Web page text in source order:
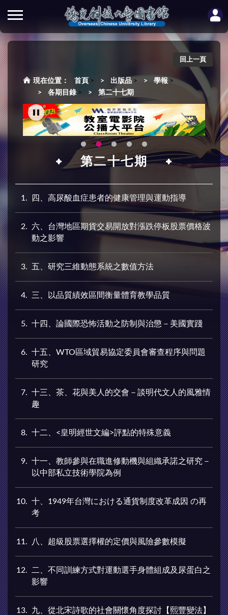
回上一頁
首頁 > 出版品 > 學報 >
各期目錄 > 第二十七期
第二十七期
1 四、高尿酸血症患者的健康管理與運動指導
2
六、台灣地區期貨交易開放對漲跌停板股票價格波
動之影響
3 五、研究三維動態系統之數值方法
4 三、以品質績效區間衡量體育教學品質
5 十四、論國際恐怖活動之防制與治懲－美國實踐
6
十五、WTO區域貿易協定委員會審查程序與問題
研究
7
十三、茶、花與美人的交會－談明代文人的風雅情
趣
8 十二、<皇明經世文編>評點的特殊意義
9
十一、教師參與在職進修動機與組織承諾之研究－
以中部私立技術學院為例
10
十、1949年台灣における通貨制度改革成因 の再
考
11 八、超級股票選擇權的定價與風險參數模擬
12
二、不同訓練方式對運動選手身體組成及尿蛋白之
影響
13
九、從北宋詩歌的社會關懷角度探討【熙豐變法】